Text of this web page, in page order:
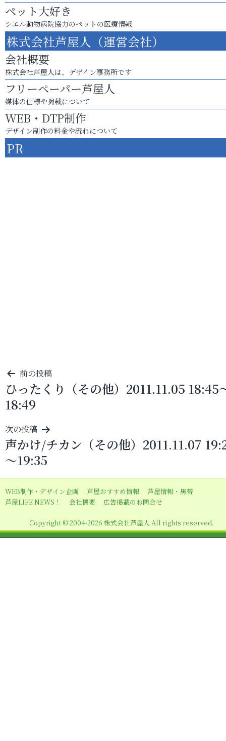
ペット大好き
シエル動物病院協力のペットの医療情報
株式会社芦屋人（運営会社）
会社概要
株式会社芦屋人は、デザイン事務所です
フリーペーパー芦屋人
媒体の仕様や掲載について
WEB・DTP制作
デザイン制作の料金や流れについて
PR
投
稿
ナ
ビ
ゲ
ー
シ
ョ
ン
前の投稿
ひったくり（その他）2011.11.05 18:45
18:49
次の投稿
声かけ/チカン（その他）2011.11.07
～19:35
WEB制作・デザイン企画 芦屋おすすめ情報
芦屋情報・黒帯
芦屋LIFE NEWS！
会社概要 広告掲載のお問合せ
Copyright © 2004-2026 株式会社芦屋人 All rights reserved.